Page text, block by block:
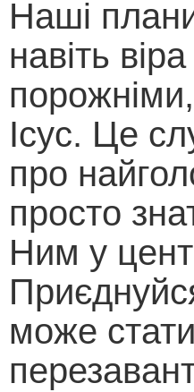
Наші
навіть
Ісус. Це
про
просто
Ним у
може